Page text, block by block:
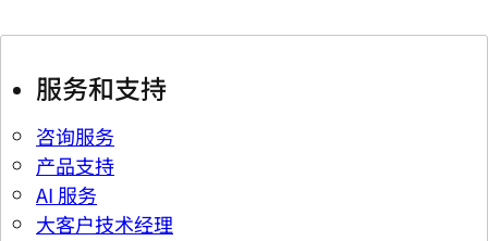
服务和支持
咨询服务
产品支持
AI 服务
大客户技术经理